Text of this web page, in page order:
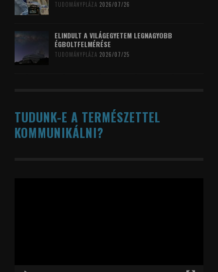
TUDOMÁNYPLÁZA 2026/07/26
ELINDULT A VILÁGEGYETEM LEGNAGYOBB
ÉGBOLTFELMÉRÉSE
TUDOMÁNYPLÁZA 2026/07/25
TUDUNK-E A TERMÉSZETTEL
KOMMUNIKÁLNI?